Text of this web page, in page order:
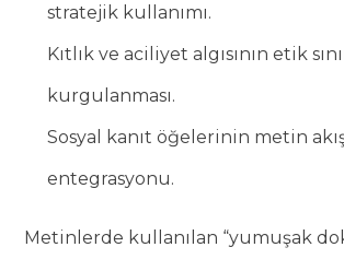
stratejik kullanımı.
Kıtlık ve aciliyet algısının etik
kurgulanması.
Sosyal kanıt öğelerinin metin
entegrasyonu.
Metinlerde kullanılan “yumuşak